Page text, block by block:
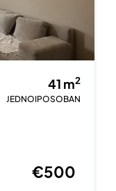
41 m2
JEDNOIPOSOBAN
€500